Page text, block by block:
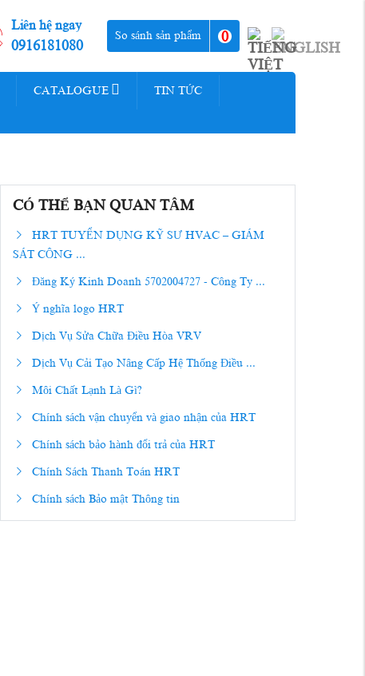
Liên hệ ngay
0916181080
So sánh sản phẩm 0
CATALOGUE TIN TỨC
CÓ THỂ BẠN QUAN TÂM
HRT TUYỂN DỤNG KỸ SƯ HVAC – GIÁM
SÁT CÔNG ...
Đăng Ký Kinh Doanh 5702004727 - Công Ty ...
Ý nghĩa logo HRT
Dịch Vụ Sửa Chữa Điều Hòa VRV
Dịch Vụ Cải Tạo Nâng Cấp Hệ Thống Điều ...
Môi Chất Lạnh Là Gì?
Chính sách vận chuyển và giao nhận của HRT
Chính sách bảo hành đổi trả của HRT
Chính Sách Thanh Toán HRT
Chính sách Bảo mật Thông tin